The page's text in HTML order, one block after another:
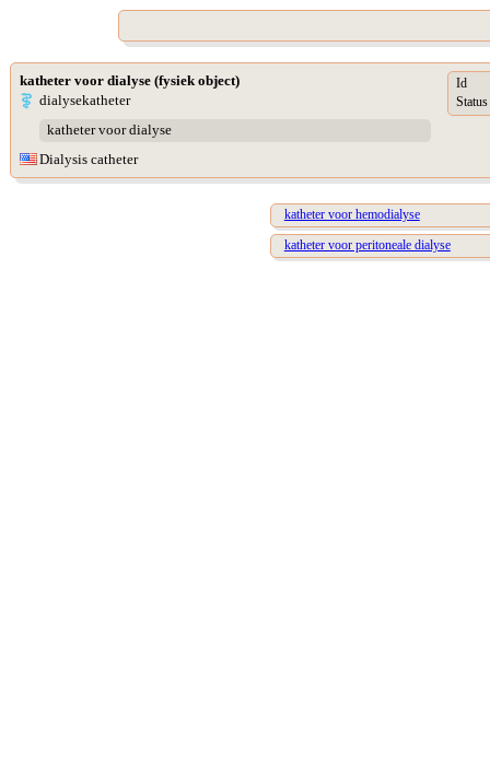
katheter voor dialyse (fysiek object)
dialysekatheter
katheter voor dialyse
Dialysis catheter
Id
Status
katheter voor hemodialyse
katheter voor peritoneale dialyse